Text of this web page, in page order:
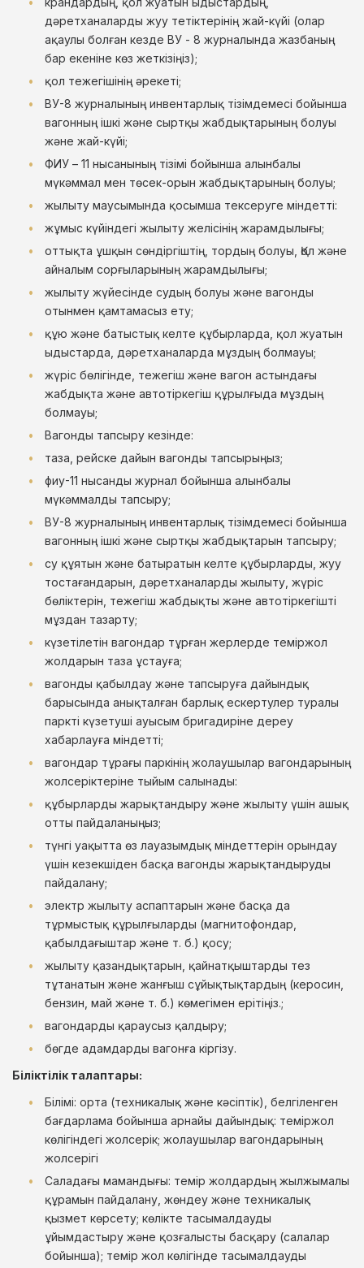
дәретханаларды жуу тетіктерінің жай-күйі (олар
ақаулы болған кезде ВУ - 8 журналында жазбаның
бар екеніне көз жеткізіңіз);
қол тежегішінің әрекеті;
ВУ-8 журналының инвентарлық тізімдемесі бойынша
вагонның ішкі және сыртқы жабдықтарының болуы
және жай-күйі;
ФИУ – 11 нысанының тізімі бойынша алынбалы
мүкәммал мен төсек-орын жабдықтарының болуы;
жылыту маусымында қосымша тексеруге міндетті:
жұмыс күйіндегі жылыту желісінің жарамдылығы;
оттықта ұшқын сөндіргіштің, тордың болуы, Қол және
айналым сорғыларының жарамдылығы;
жылыту жүйесінде судың болуы және вагонды
отынмен қамтамасыз ету;
құю және батыстық келте құбырларда, қол жуатын
ыдыстарда, дәретханаларда мұздың болмауы;
жүріс бөлігінде, тежегіш және вагон астындағы
жабдықта және автотіркегіш құрылғыда мұздың
болмауы;
Вагонды тапсыру кезінде:
таза, рейске дайын вагонды тапсырыңыз;
фиу-11 нысанды журнал бойынша алынбалы
мүкәммалды тапсыру;
ВУ-8 журналының инвентарлық тізімдемесі бойынша
вагонның ішкі және сыртқы жабдықтарын тапсыру;
су құятын және батыратын келте құбырларды, жуу
тостағандарын, дәретханаларды жылыту, жүріс
бөліктерін, тежегіш жабдықты және автотіркегішті
мұздан тазарту;
күзетілетін вагондар тұрған жерлерде теміржол
жолдарын таза ұстауға;
вагонды қабылдау және тапсыруға дайындық
барысында анықталған барлық ескертулер туралы
паркті күзетуші ауысым бригадиріне дереу
хабарлауға міндетті;
вагондар тұрағы паркінің жолаушылар вагондарының
жолсеріктеріне тыйым салынады:
құбырларды жарықтандыру және жылыту үшін ашық
отты пайдаланыңыз;
түнгі уақытта өз лауазымдық міндеттерін орындау
үшін кезекшіден басқа вагонды жарықтандыруды
пайдалану;
электр жылыту аспаптарын және басқа да
тұрмыстық құрылғыларды (магнитофондар,
қабылдағыштар және т. б.) қосу;
жылыту қазандықтарын, қайнатқыштарды тез
тұтанатын және жанғыш сұйықтықтардың (керосин,
бензин, май және т. б.) көмегімен ерітіңіз.;
вагондарды қараусыз қалдыру;
бөгде адамдарды вагонға кіргізу.
Біліктілік талаптары:
Білімі: орта (техникалық және кәсіптік), белгіленген
бағдарлама бойынша арнайы дайындық: теміржол
көлігіндегі жолсерік; жолаушылар вагондарының
жолсерігі
Саладағы мамандығы: темір жолдардың жылжымалы
құрамын пайдалану, жөндеу және техникалық
қызмет көрсету; көлікте тасымалдауды
ұйымдастыру және қозғалысты басқару (салалар
бойынша); темір жол көлігінде тасымалдауды